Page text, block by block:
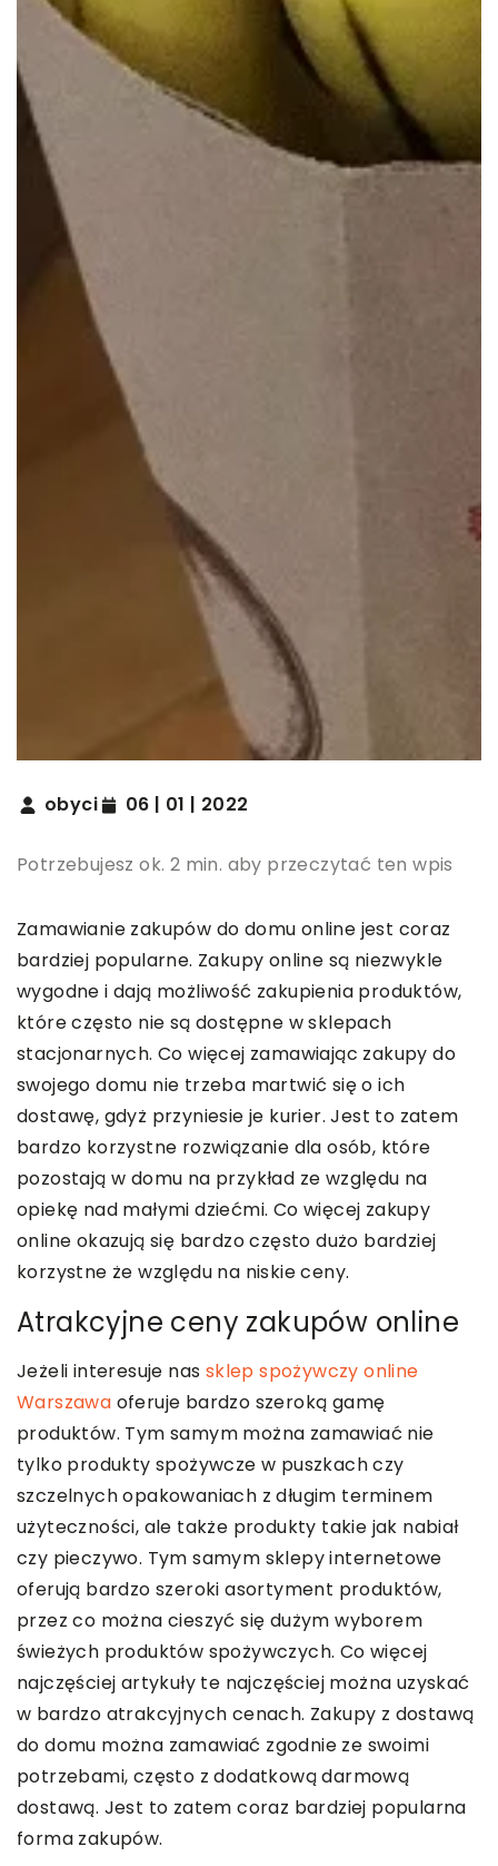
obyci 06 | 01 | 2022
Potrzebujesz ok. 2 min. aby przeczytać ten wpis
Zamawianie zakupów do domu online jest coraz
bardziej popularne. Zakupy online są niezwykle
wygodne i dają możliwość zakupienia produktów,
które często nie są dostępne w sklepach
stacjonarnych. Co więcej zamawiając zakupy do
swojego domu nie trzeba martwić się o ich
dostawę, gdyż przyniesie je kurier. Jest to zatem
bardzo korzystne rozwiązanie dla osób, które
pozostają w domu na przykład ze względu na
opiekę nad małymi dziećmi. Co więcej zakupy
online okazują się bardzo często dużo bardziej
korzystne że względu na niskie ceny.
Atrakcyjne ceny zakupów online
Jeżeli interesuje nas sklep spożywczy online
Warszawa oferuje bardzo szeroką gamę
produktów. Tym samym można zamawiać nie
tylko produkty spożywcze w puszkach czy
szczelnych opakowaniach z długim terminem
użyteczności, ale także produkty takie jak nabiał
czy pieczywo. Tym samym sklepy internetowe
oferują bardzo szeroki asortyment produktów,
przez co można cieszyć się dużym wyborem
świeżych produktów spożywczych. Co więcej
najczęściej artykuły te najczęściej można uzyskać
w bardzo atrakcyjnych cenach. Zakupy z dostawą
do domu można zamawiać zgodnie ze swoimi
potrzebami, często z dodatkową darmową
dostawą. Jest to zatem coraz bardziej popularna
forma zakupów.